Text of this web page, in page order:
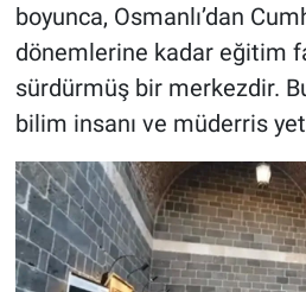
boyunca, Osmanlı’dan
dönemlerine kadar eğitim
sürdürmüş bir merkezdir.
bilim insanı ve müderris